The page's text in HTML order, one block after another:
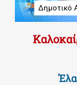
Δημοτικό